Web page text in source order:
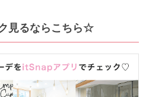
見るならこちら☆